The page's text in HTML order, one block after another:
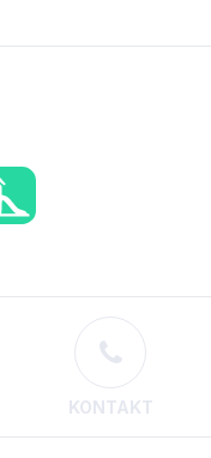
KONTAKT